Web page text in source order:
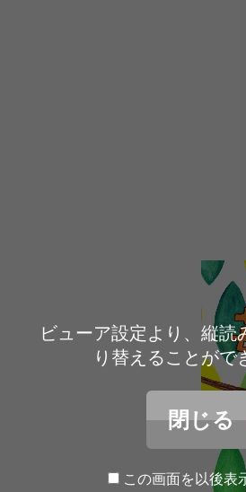
ビューア設定より、縦読
り替えることがで
閉じる
この画面を以後表